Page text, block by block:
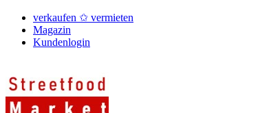
verkaufen ✩ vermieten
Magazin
Kundenlogin